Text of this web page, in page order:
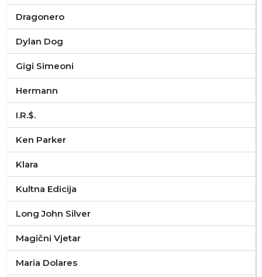
Dragonero
Dylan Dog
Gigi Simeoni
Hermann
I.R.$.
Ken Parker
Klara
Kultna Edicija
Long John Silver
Magični Vjetar
Maria Dolares